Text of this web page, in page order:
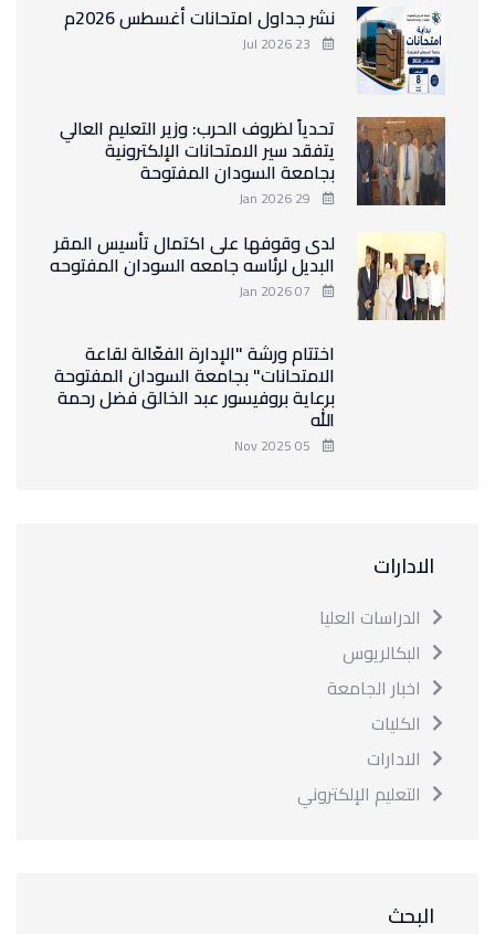
نشر جداول امتحانات أغسطس 2026م
تحدياً لظروف الحرب: وزير التعليم العالي
يتفقد سير الامتحانات الإلكترونية
بجامعة السودان المفتوحة
لدى وقوفها على اكتمال تأسيس المقر
البديل لرئاسه جامعه السودان المفتوحه
اختتام ورشة "الإدارة الفعّالة لقاعة
الامتحانات" بجامعة السودان المفتوحة
برعاية بروفيسور عبد الخالق فضل رحمة
الله
الادارات
الدراسات العليا
البكالريوس
اخبار الجامعة
الكليات
الادارات
التعليم الإلكتروني
البحث